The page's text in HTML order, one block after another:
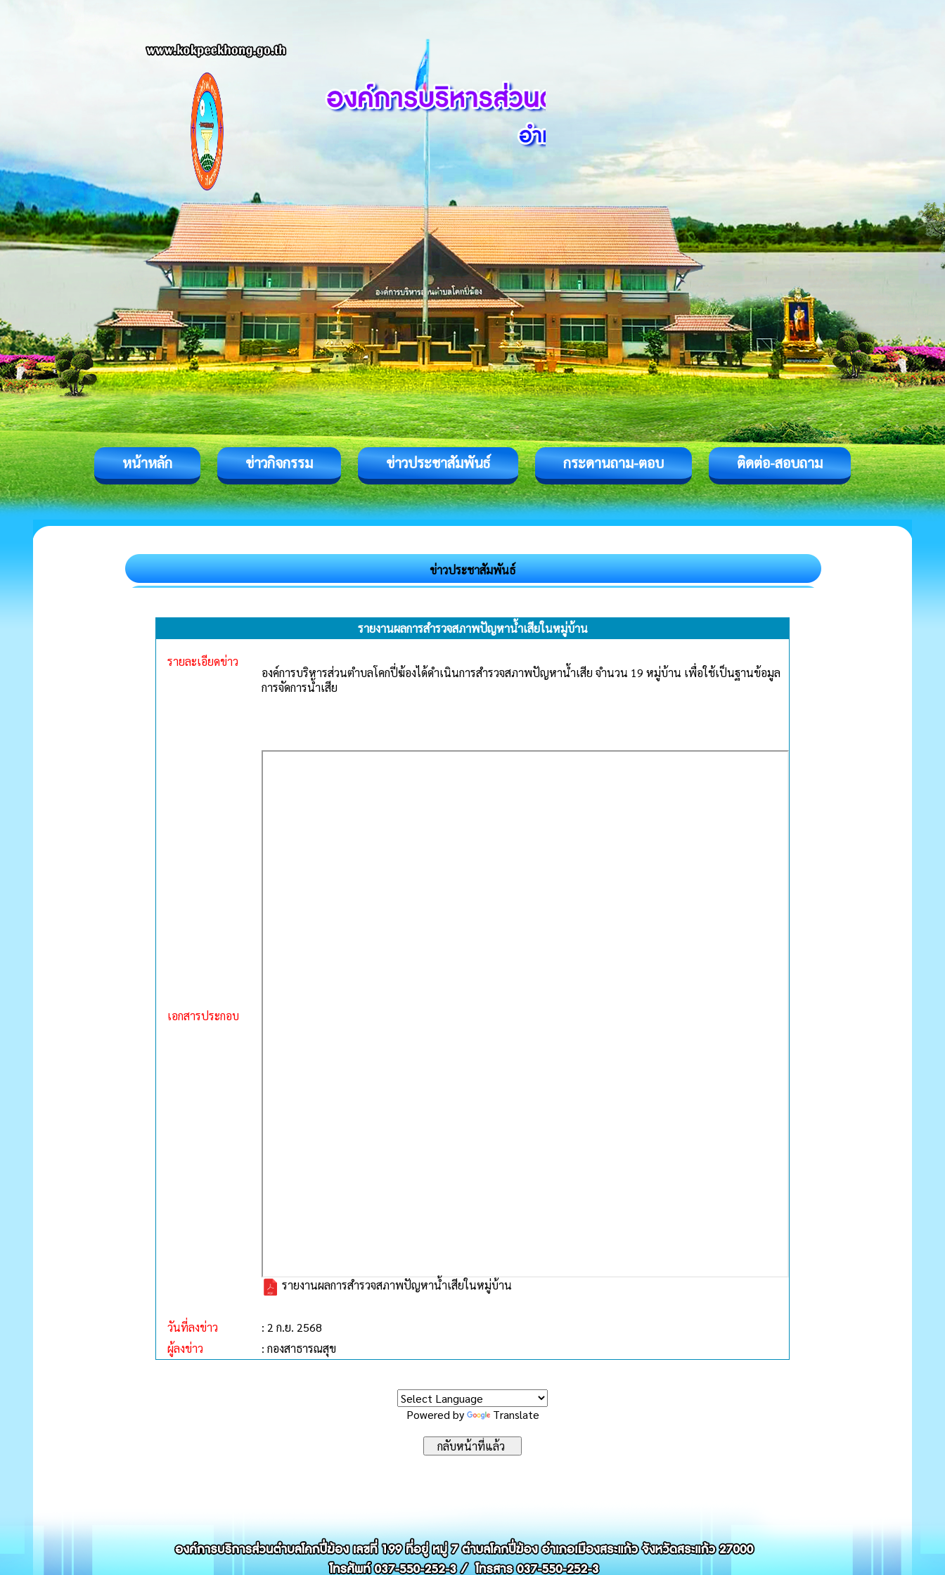
หน้าหลัก ข่าวกิจกรรม ข่าวประชาสัมพันธ์ กระดานถาม-ตอบ ติดต่อ-สอบถาม
ข่าวประชาสัมพันธ์
รายงานผลการสำรวจสภาพปัญหาน้ำเสียในหมู่บ้าน
รายละเอียดข่าว
องค์การบริหารส่วนตำบลโคกปี่ฆ้องได้ดำเนินการสำรวจสภาพปัญหาน้ำเสีย จำนวน 19 หมู่บ้าน เพื่อใช้เป็นฐานข้อมูล
การจัดการน้ำเสีย
เอกสารประกอบ
รายงานผลการสำรวจสภาพปัญหาน้ำเสียในหมู่บ้าน
วันที่ลงข่าว
: 2 ก.ย. 2568
ผู้ลงข่าว
: กองสาธารณสุข
Powered by Translate